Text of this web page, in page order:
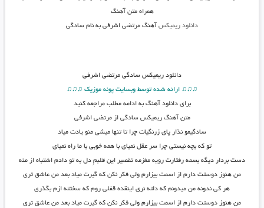
همراه متن آهنگ
دانلود ریمیکسآهنگ مرتضی اشرفی به نام سادگی
دانلود ریمیکس سادگی مرتضی اشرفی
♫♫♫ ارائه شده توسط وبسایت پونه موزیک ♫♫♫
برای دانلود آهنگ به ادامه مطلب مراجعه کنید
متن آهنگ ریمیکس سادگی از مرتضی اشرفی
سادگیمو نذار پای زرنگیات چرا تا تنها میشی منو یادت میاد
تو که بچه نیستی چرا سر عقل نمیای با همه خوبی با ما راه نمیای
دست بردار دیگه بسمه رفتارت رویه مغزمه تقصیر این قلبمِ دل به تو دادم اشتباه از منه
من هنوز دوستت دارم از اسمت بیزارم ولی فکر نکن که گیرت میاد بعد من عاشق تری
هر کی ندونه من میدونم که دلته نری اینقده قفلی روم که سختته ازم بگذری
من هنوز دوستت دارم از اسمت بیزارم ولی فکر نکن که گیرت میاد بعد من عاشق تری